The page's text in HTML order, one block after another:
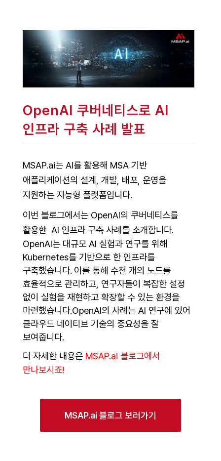
OpenAI 쿠버네티스로 AI
인프라 구축 사례 발표
MSAP.ai는 AI를 활용해 MSA 기반
애플리케이션의 설계, 개발, 배포, 운영을
지원하는 지능형 플랫폼입니다.
이번 블로그에서는 OpenAI의 쿠버네티스를
활용한 AI 인프라 구축 사례를 소개합니다.
OpenAI는 대규모 AI 실험과 연구를 위해
Kubernetes를 기반으로 한 인프라를
구축했습니다. 이를 통해 수천 개의 노드를
효율적으로 관리하고, 연구자들이 복잡한 설정
없이 실험을 재현하고 확장할 수 있는 환경을
마련했습니다.OpenAI의 사례는 AI 연구에 있어
클라우드 네이티브 기술의 중요성을 잘
보여줍니다.
더 자세한 내용은 MSAP.ai 블로그에서
만나보시죠!
MSAP.ai 블로그 보러가기